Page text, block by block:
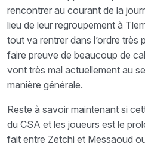
rencontrer au courant de la
lieu de leur regroupement à
tout va rentrer dans l’ordre
faire preuve de beaucoup de
vont très mal actuellement au
manière générale.
Reste à savoir maintenant si
du CSA et les joueurs est le
fait entre Zetchi et Messaoud